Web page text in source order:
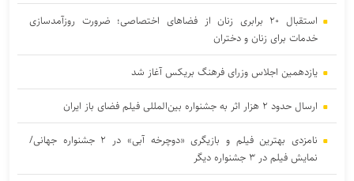
استقبال ۲۰ برابری زنان از فضاهای اختصاصی؛ ضرورت روزآمدسازی
خدمات برای زنان و دختران
یازدهمین اجلاس وزرای فرهنگ بریکس آغاز شد
ارسال حدود ۲ هزار اثر به جشنواره بین‌المللی فیلم فضای باز ایران
نامزدی بهترین فیلم و بازیگری «دوچرخه آبی» در ۲ جشنواره جهانی/
نمایش فیلم در ۳ جشنواره دیگر